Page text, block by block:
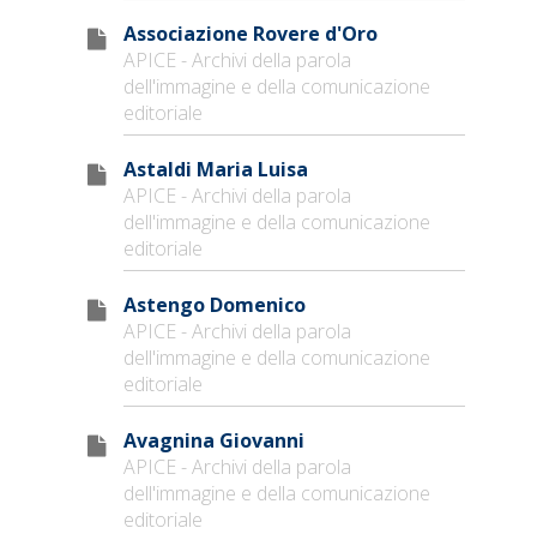
Associazione Rovere d'Oro
APICE - Archivi della parola
dell'immagine e della comunicazione
editoriale
Astaldi Maria Luisa
APICE - Archivi della parola
dell'immagine e della comunicazione
editoriale
Astengo Domenico
APICE - Archivi della parola
dell'immagine e della comunicazione
editoriale
Avagnina Giovanni
APICE - Archivi della parola
dell'immagine e della comunicazione
editoriale